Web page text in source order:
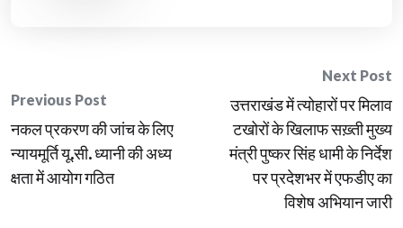
Post
navigation
Previous Post
नकल प्रकरण की जांच के लिए
न्यायमूर्ति यू.सी. ध्यानी की अध्य
क्षता में आयोग गठित
Next Post
उत्तराखंड में त्योहारों पर मिलाव
टखोरों के खिलाफ सख़्ती मुख्य
मंत्री पुष्कर सिंह धामी के निर्देश
पर प्रदेशभर में एफडीए का
विशेष अभियान जारी